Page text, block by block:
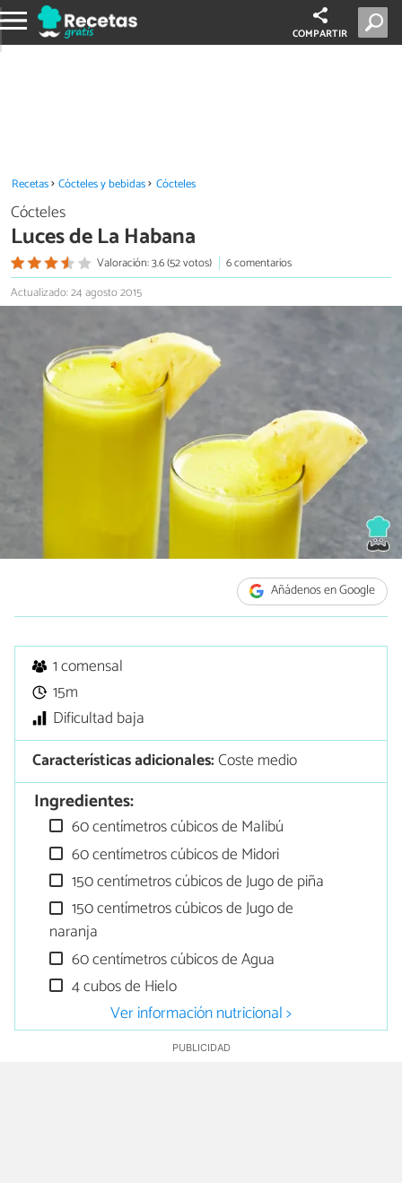
COMPARTIR
Recetas Cócteles y bebidas Cócteles
Cócteles
Luces de La Habana
Valoración: 3.6 (52 votos)
6 comentarios
Actualizado: 24 agosto 2015
Añádenos en Google
1 comensal
15m
Dificultad baja
Características adicionales:Coste medio
Ingredientes:
60 centímetros cúbicos de Malibú
60 centímetros cúbicos de Midori
150 centímetros cúbicos de Jugo de piña
150 centímetros cúbicos de Jugo de
naranja
60 centímetros cúbicos de Agua
4 cubos de Hielo
Ver información nutricional >